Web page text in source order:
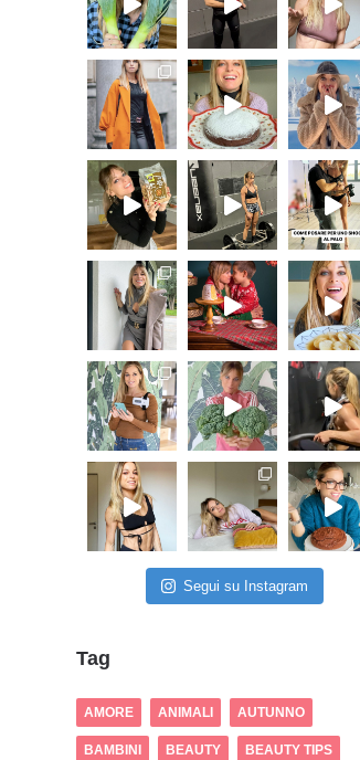
Segui su Instagram
Tag
AMORE ANIMALI AUTUNNO
BAMBINI BEAUTY BEAUTY TIPS